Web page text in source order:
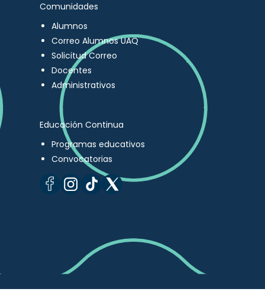
Comunidades
Alumnos
Correo Alumnos UAQ
Solicitud Correo
Docentes
Administrativos
Educación Continua
Programas educativos
Convocatorias